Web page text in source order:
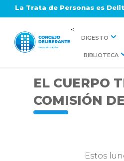
La Trata de Personas es
<
DIGESTO
BIBLIOTECA
EL CUERPO
COMISIÓN
Estos